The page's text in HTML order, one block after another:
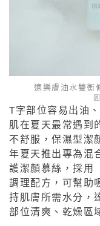
適樂膚油水雙
T字部位容易出油
肌在夏天最常遇到
不舒服，保濕型潔
年夏天推出專為混
護潔顏慕絲，採用
調理配方，可幫助
持肌膚所需水分，
部位清爽、乾燥區